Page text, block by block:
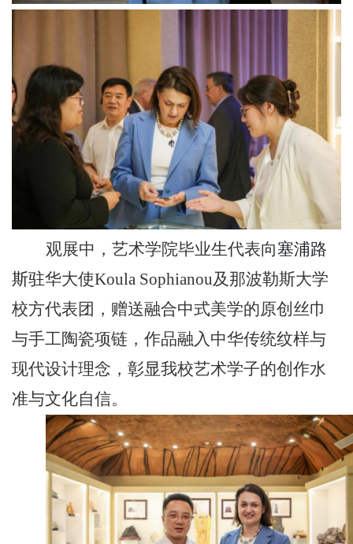
观展中， 艺术学院毕业生代表向塞浦路
斯驻华大使Koula Sophianou及那波勒斯大学
校方代表团，赠送融合中式美学的原创丝巾
与手工陶瓷项链，作品融入中华传统纹样与
现代设计理念，彰显我校艺术学子的创作水
准与文化自信。